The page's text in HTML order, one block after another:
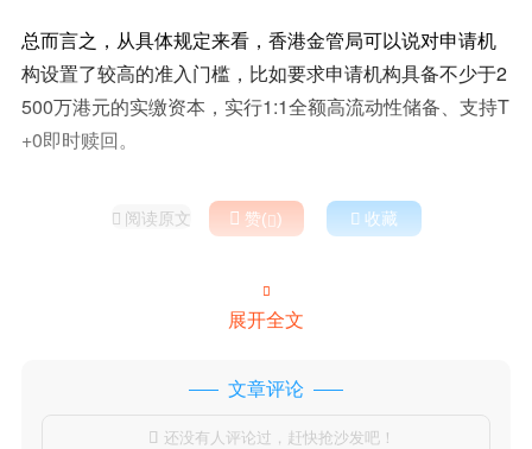
总而言之，从具体规定来看，香港金管局可以说对申请机
构设置了较高的准入门槛，比如要求申请机构具备不少于2
500万港元的实缴资本，实行1:1全额高流动性储备、支持T
+0即时赎回。
 阅读原文  赞()  收藏

展开全文
文章评论
 还没有人评论过，赶快抢沙发吧！